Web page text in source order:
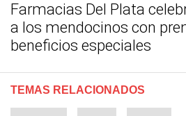
Farmacias Del Plata
a los mendocinos con
beneficios especiales
TEMAS RELACIONADOS